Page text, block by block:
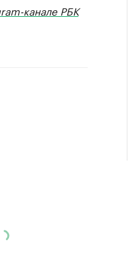
канале РБК